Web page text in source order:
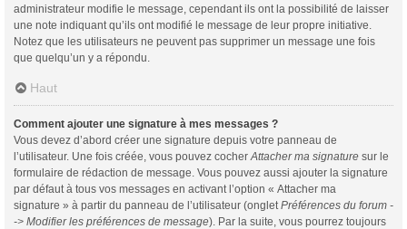
administrateur modifie le message, cependant ils ont la possibilité de laisser
une note indiquant qu’ils ont modifié le message de leur propre initiative.
Notez que les utilisateurs ne peuvent pas supprimer un message une fois
que quelqu’un y a répondu.
Haut
Comment ajouter une signature à mes messages ?
Vous devez d’abord créer une signature depuis votre panneau de
l’utilisateur. Une fois créée, vous pouvez cocher Attacher ma signature sur le
formulaire de rédaction de message. Vous pouvez aussi ajouter la signature
par défaut à tous vos messages en activant l’option « Attacher ma
signature » à partir du panneau de l’utilisateur (onglet Préférences du forum -
-> Modifier les préférences de message). Par la suite, vous pourrez toujours